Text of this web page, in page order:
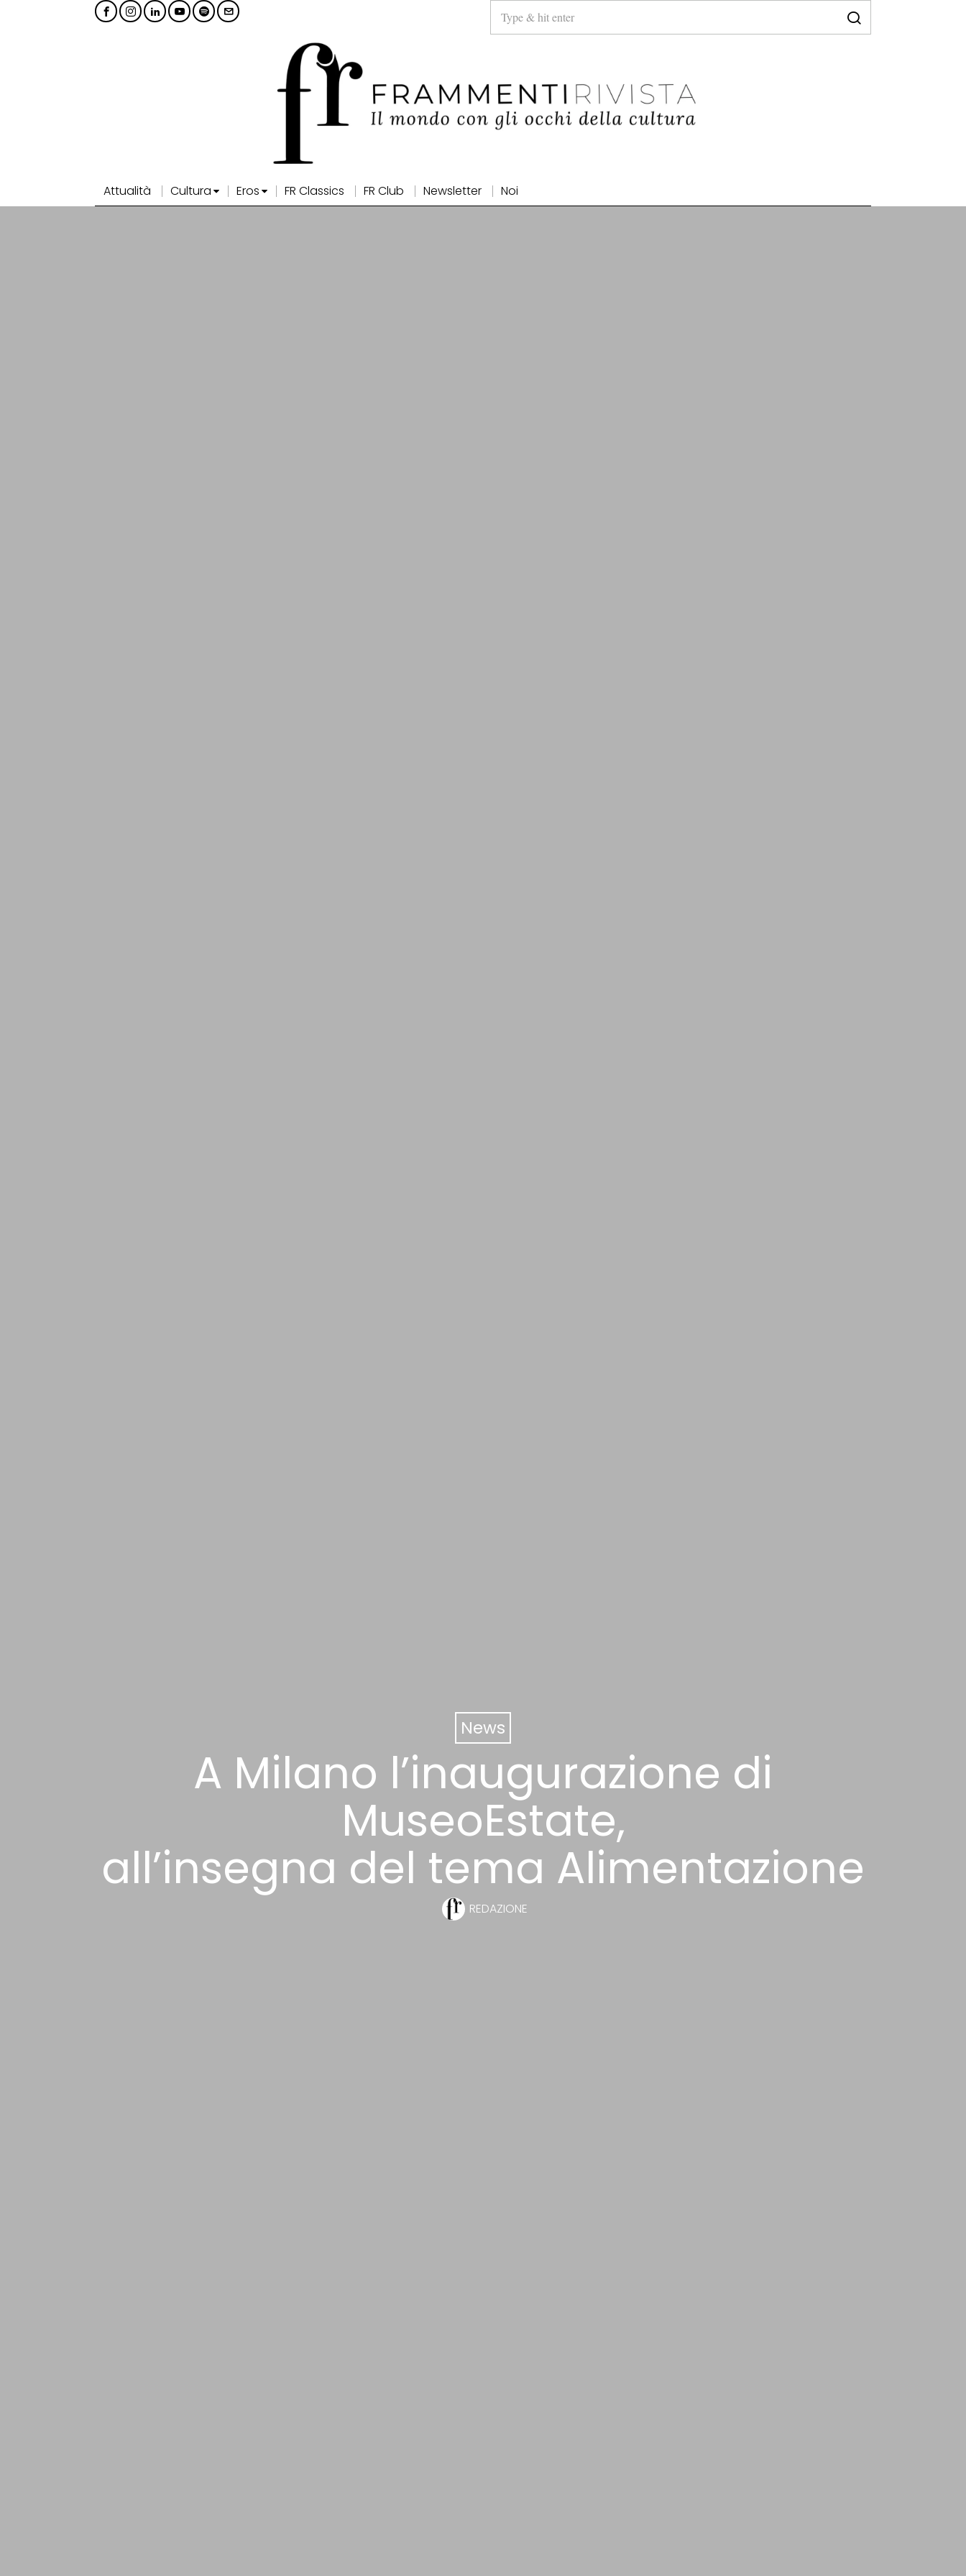
Attualità Cultura Eros FR Classics FR Club Newsletter Noi
News
A Milano l’inaugurazione di
MuseoEstate,
all’insegna del tema Alimentazione
REDAZIONE